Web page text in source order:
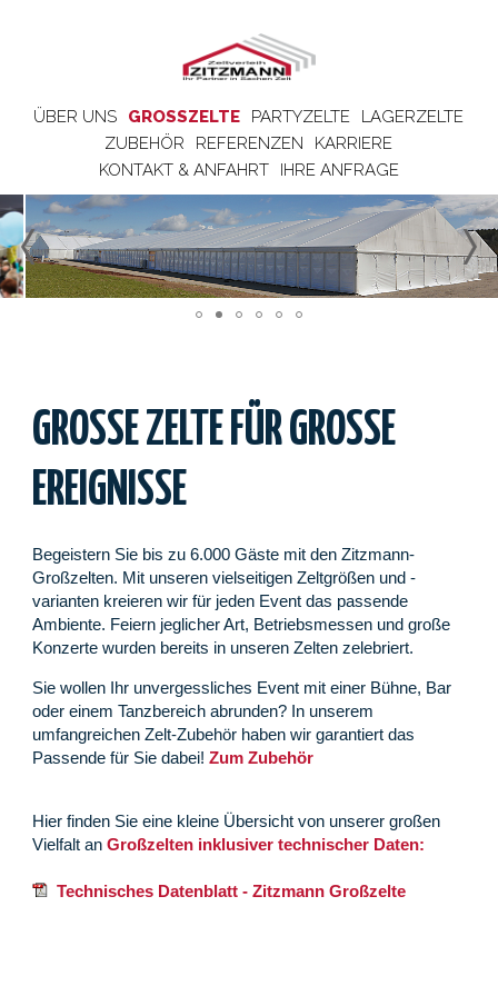
ÜBER UNS GROSSZELTE PARTYZELTE
LAGERZELTE
ZUBEHÖR
REFERENZEN
KARRIERE
KONTAKT & ANFAHRT
IHRE ANFRAGE
GROSSE ZELTE FÜR GROSSE ER
EIGNISSE
Begeistern Sie bis zu 6.000 Gäste mit den Zitzmann-
Großzelten. Mit unseren vielseitigen Zeltgrößen und -
varianten kreieren wir für jeden Event das passende
Ambiente. Feiern jeglicher Art, Betriebsmessen und große
Konzerte wurden bereits in unseren Zelten zelebriert.
Sie wollen Ihr unvergessliches Event mit einer Bühne, Bar
oder einem Tanzbereich abrunden? In unserem
umfangreichen Zelt-Zubehör haben wir garantiert das
Passende für Sie dabei!Zum Zubehör
Hier finden Sie eine kleine Übersicht von unserer großen
Vielfalt anGroßzelten inklusiver technischer Daten:
Technisches Datenblatt - Zitzmann Großzelte